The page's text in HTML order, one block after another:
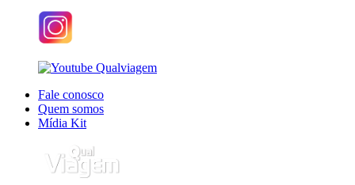
Fale conosco
Quem somos
Mídia Kit